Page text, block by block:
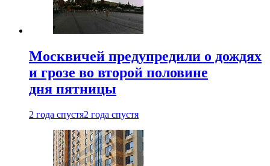
Москвичей предупредили о дождях
и грозе во второй половине
дня пятницы
2 года спустя2 года спустя